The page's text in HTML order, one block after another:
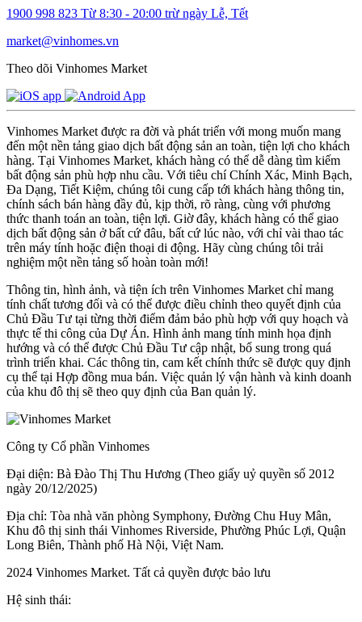
1900 998 823 Từ 8:30 - 20:00 trừ ngày Lễ, Tết
market@vinhomes.vn
Theo dõi Vinhomes Market
Vinhomes Market được ra đời và phát triển với mong muốn mang
đến một nền tảng giao dịch bất động sản an toàn, tiện lợi cho khách
hàng. Tại Vinhomes Market, khách hàng có thể dễ dàng tìm kiếm
bất động sản phù hợp nhu cầu. Với tiêu chí Chính Xác, Minh Bạch,
Đa Dạng, Tiết Kiệm, chúng tôi cung cấp tới khách hàng thông tin,
chính sách bán hàng đầy đủ, kịp thời, rõ ràng, cùng với phương
thức thanh toán an toàn, tiện lợi. Giờ đây, khách hàng có thể giao
dịch bất động sản ở bất cứ đâu, bất cứ lúc nào, với chỉ vài thao tác
trên máy tính hoặc điện thoại di động. Hãy cùng chúng tôi trải
nghiệm một nền tảng số hoàn toàn mới!
Thông tin, hình ảnh, và tiện ích trên Vinhomes Market chỉ mang
tính chất tương đối và có thể được điều chỉnh theo quyết định của
Chủ Đầu Tư tại từng thời điểm đảm bảo phù hợp với quy hoạch và
thực tế thi công của Dự Án. Hình ảnh mang tính minh họa định
hướng và có thể được Chủ Đầu Tư cập nhật, bổ sung trong quá
trình triển khai. Các thông tin, cam kết chính thức sẽ được quy định
cụ thể tại Hợp đồng mua bán. Việc quản lý vận hành và kinh doanh
của khu đô thị sẽ theo quy định của Ban quản lý.
Công ty Cổ phần Vinhomes
Đại diện: Bà Đào Thị Thu Hương (Theo giấy uỷ quyền số 2012
ngày 20/12/2025)
Địa chỉ: Tòa nhà văn phòng Symphony, Đường Chu Huy Mân,
Khu đô thị sinh thái Vinhomes Riverside, Phường Phúc Lợi, Quận
Long Biên, Thành phố Hà Nội, Việt Nam.
2024 Vinhomes Market. Tất cả quyền được bảo lưu
Hệ sinh thái: